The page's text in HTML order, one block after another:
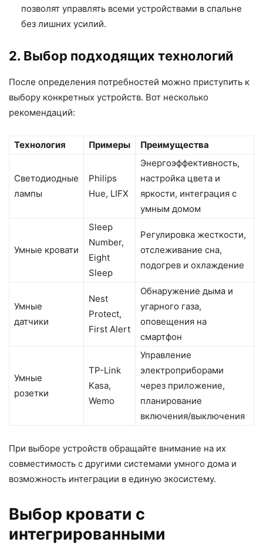
позволят управлять всеми устройствами в спальне
без лишних усилий.
2. Выбор подходящих технологий
После определения потребностей можно приступить к
выбору конкретных устройств. Вот несколько
рекомендаций:
Технология Примеры Преимущества
Светодиодные
лампы
Philips
Hue, LIFX
Энергоэффективность,
настройка цвета и
яркости, интеграция с
умным домом
Умные кровати
Sleep
Number,
Eight
Sleep
Регулировка жесткости,
отслеживание сна,
подогрев и охлаждение
Умные
датчики
Nest
Protect,
First Alert
Обнаружение дыма и
угарного газа,
оповещения на
смартфон
Умные
розетки
TP-Link
Kasa,
Wemo
Управление
электроприборами
через приложение,
планирование
включения/выключения
При выборе устройств обращайте внимание на их
совместимость с другими системами умного дома и
возможность интеграции в единую экосистему.
Выбор кровати с
интегрированными